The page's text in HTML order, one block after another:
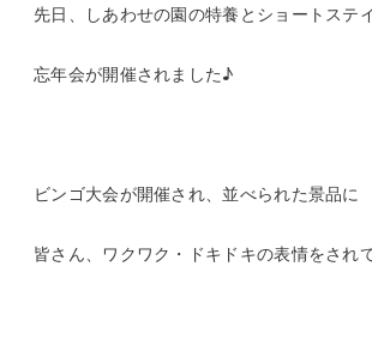
先日、しあわせの園の特養とショートステ
忘年会が開催されました♪
ビンゴ大会が開催され、並べられた景品に
皆さん、ワクワク・ドキドキの表情をされ